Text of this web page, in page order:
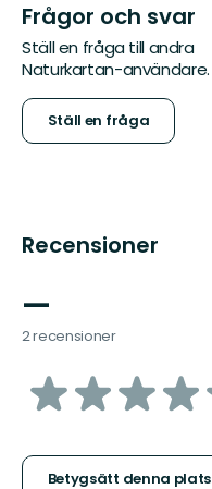
Frågor och svar
Ställ en fråga till andra
Naturkartan-användare.
Ställ en fråga
Recensioner
—
2 recensioner
av
Betygsätt denna plats